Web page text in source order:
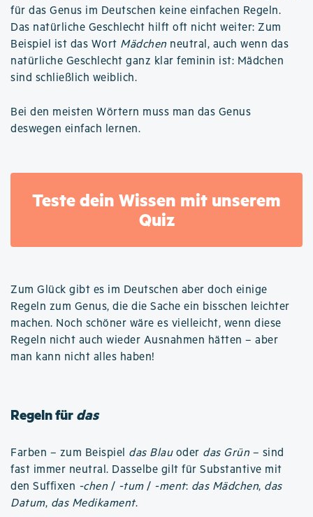
für das Genus im Deutschen keine einfachen Regeln.
Das natürliche Geschlecht hilft oft nicht weiter: Zum
Beispiel ist das Wort Mädchen neutral, auch wenn das
natürliche Geschlecht ganz klar feminin ist: Mädchen
sind schließlich weiblich.
Bei den meisten Wörtern muss man das Genus
deswegen einfach lernen.
Teste dein Wissen mit unserem
Quiz
Zum Glück gibt es im Deutschen aber doch einige
Regeln zum Genus, die die Sache ein bisschen leichter
machen. Noch schöner wäre es vielleicht, wenn diese
Regeln nicht auch wieder Ausnahmen hätten – aber
man kann nicht alles haben!
Regeln fürdas
Farben – zum Beispiel das Blauoder das Grün – sind
fast immer neutral. Dasselbe gilt für Substantive mit
den Suffixen -chen / -tum/ -ment: das Mädchen, das
Datum, das Medikament.